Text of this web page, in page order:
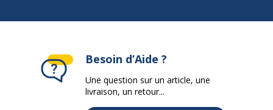
Besoin d’Aide ?
Une question sur un article, une
livraison, un retour...